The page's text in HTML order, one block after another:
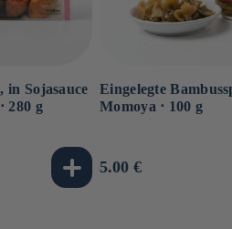
in Sojasauce
280 g
Eingelegte
Momoya ⋅ 100 g
Normaler
5.00 €